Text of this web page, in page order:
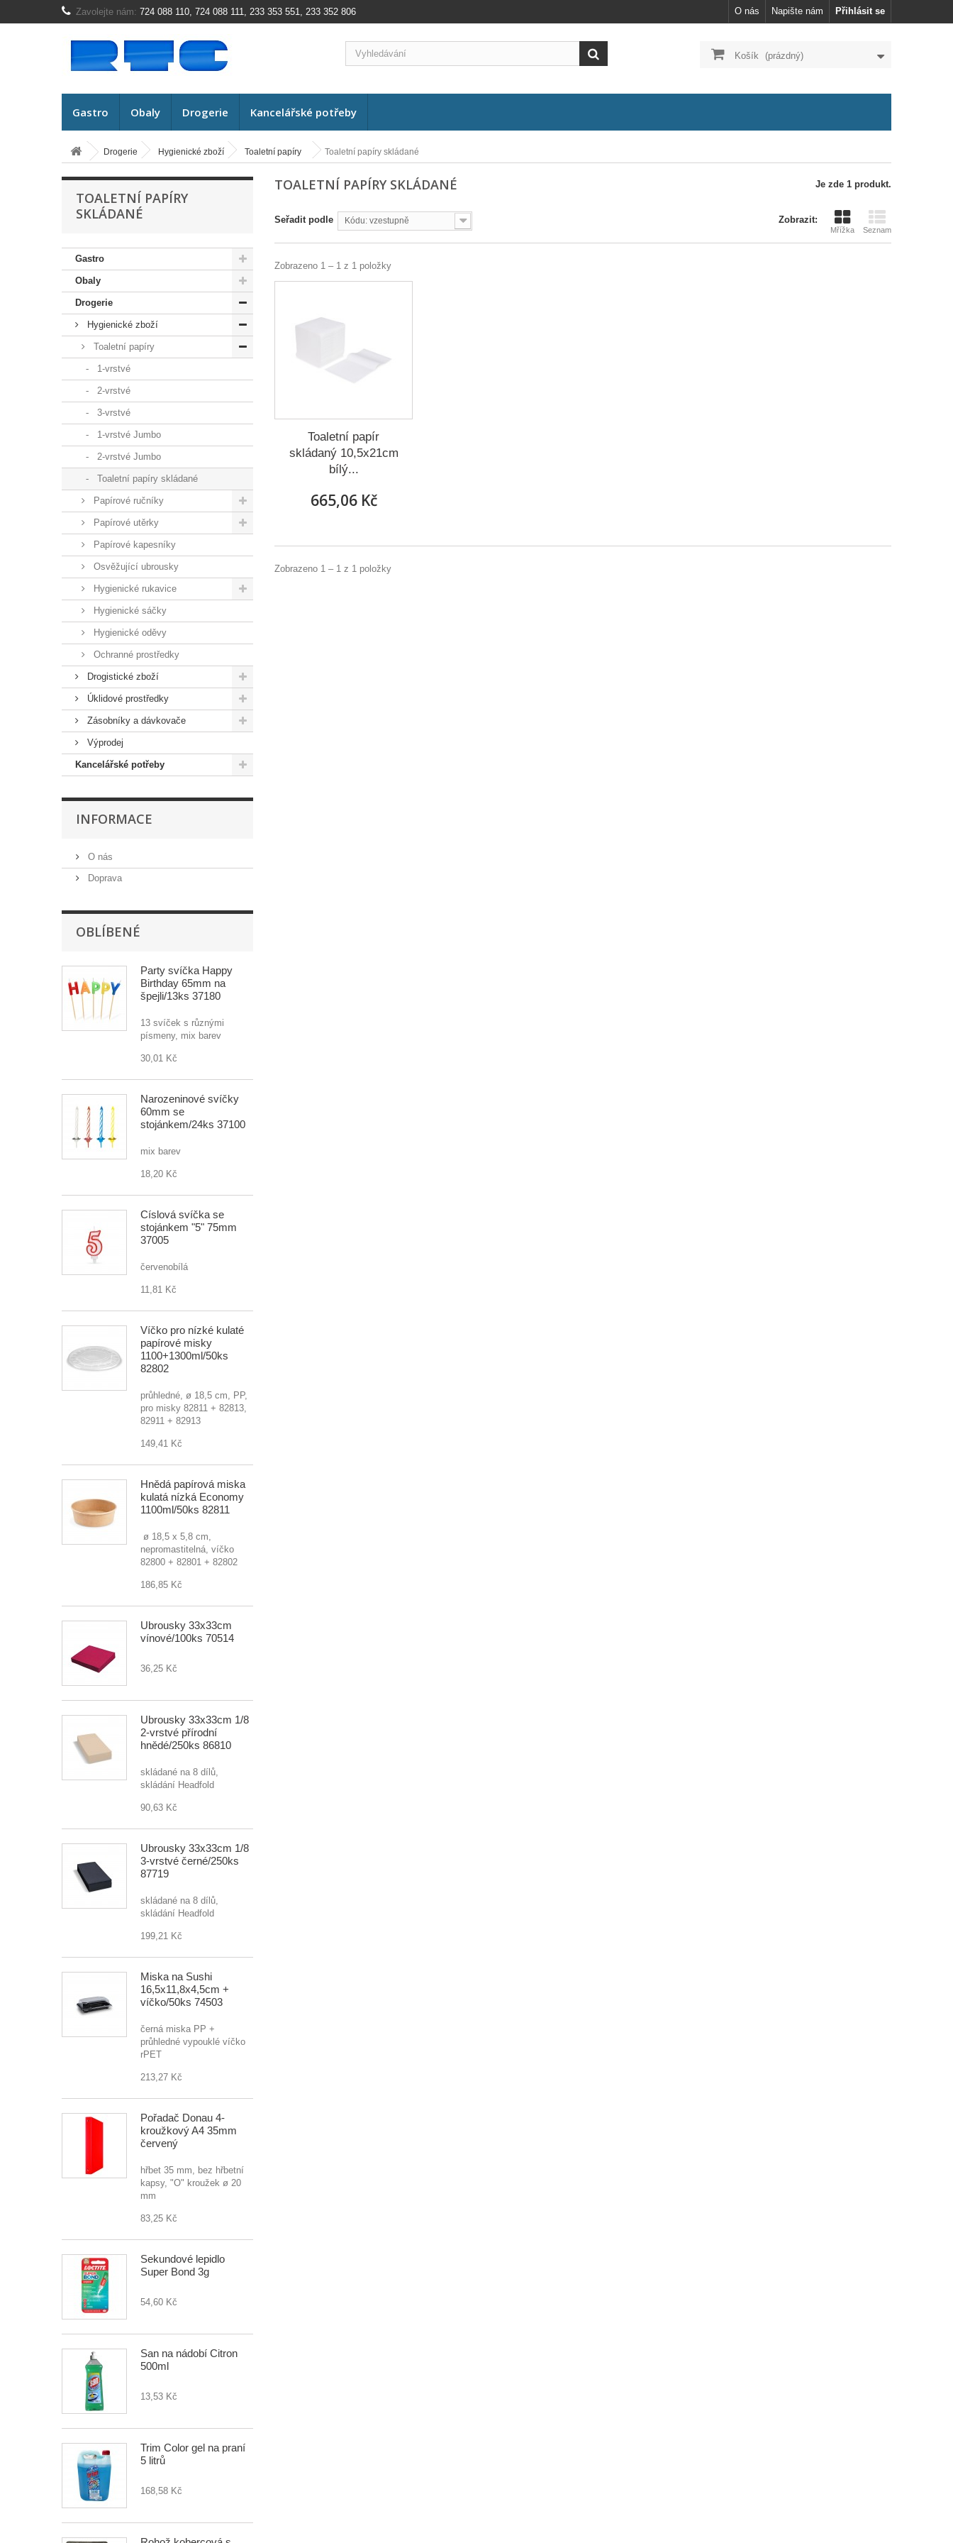
Přihlásit se
Napište nám
O nás
Zavolejte nám: 724 088 110, 724 088 111, 233 353 551, 233 352 806
Košík (prázdný)
Gastro Obaly Drogerie Kancelářské potřeby
Drogerie Hygienické zboží Toaletní papíry Toaletní papíry skládané
TOALETNÍ PAPÍRY
SKLÁDANÉ
Gastro
Obaly
Drogerie
Hygienické zboží
Toaletní papíry
1-vrstvé
2-vrstvé
3-vrstvé
1-vrstvé Jumbo
2-vrstvé Jumbo
Toaletní papíry skládané
Papírové ručníky
Papírové utěrky
Papírové kapesníky
Osvěžující ubrousky
Hygienické rukavice
Hygienické sáčky
Hygienické oděvy
Ochranné prostředky
Drogistické zboží
Úklidové prostředky
Zásobníky a dávkovače
Výprodej
Kancelářské potřeby
INFORMACE
O nás
Doprava
OBLÍBENÉ
Party svíčka Happy
Birthday 65mm na
špejli/13ks 37180
13 svíček s různými
písmeny, mix barev
30,01 Kč
Narozeninové svíčky
60mm se
stojánkem/24ks 37100
mix barev
18,20 Kč
Číslová svíčka se
stojánkem "5" 75mm
37005
červenobílá
11,81 Kč
Víčko pro nízké kulaté
papírové misky
1100+1300ml/50ks
82802
průhledné, ø 18,5 cm, PP,
pro misky 82811 + 82813,
82911 + 82913
149,41 Kč
Hnědá papírová miska
kulatá nízká Economy
1100ml/50ks 82811
ø 18,5 x 5,8 cm,
nepromastitelná, víčko
82800 + 82801 + 82802
186,85 Kč
Ubrousky 33x33cm
vínové/100ks 70514
36,25 Kč
Ubrousky 33x33cm 1/8
2-vrstvé přírodní
hnědé/250ks 86810
skládané na 8 dílů,
skládání Headfold
90,63 Kč
Ubrousky 33x33cm 1/8
3-vrstvé černé/250ks
87719
skládané na 8 dílů,
skládání Headfold
199,21 Kč
Miska na Sushi
16,5x11,8x4,5cm +
víčko/50ks 74503
černá miska PP +
průhledné vypouklé víčko
rPET
213,27 Kč
Pořadač Donau 4-
kroužkový A4 35mm
červený
hřbet 35 mm, bez hřbetní
kapsy, "O" kroužek ø 20
mm
83,25 Kč
Sekundové lepidlo
Super Bond 3g
54,60 Kč
San na nádobí Citron
500ml
13,53 Kč
Trim Color gel na praní
5 litrů
168,58 Kč
TOALETNÍ PAPÍRY SKLÁDANÉ Je zde 1 produkt.
Zobrazit:
Mřížka Seznam
Seřadit podle Kódu: vzestupně
Zobrazeno 1 – 1 z 1 položky
Toaletní papír
skládaný 10,5x21cm
bílý...
665,06 Kč
Zobrazeno 1 – 1 z 1 položky